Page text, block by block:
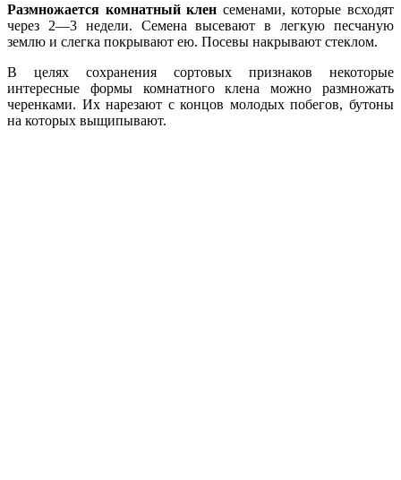
Размножается комнатный клен семенами, которые всходят
через 2—3 недели. Семена высевают в легкую песчаную
землю и слегка покрывают ею. Посевы накрывают стеклом.
В целях сохранения сортовых признаков некоторые
интересные формы комнатного клена можно размножать
черенками. Их на­резают с концов молодых побегов, бутоны
на которых выщипывают.